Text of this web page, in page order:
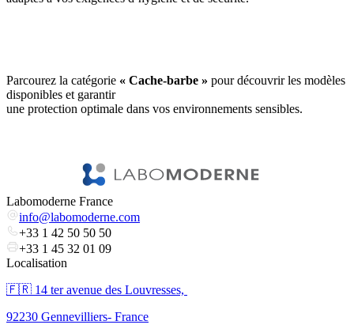
Parcourez la catégorie « Cache-barbe » pour découvrir les modèles
disponibles et garantir
une protection optimale dans vos environnements sensibles.
Labomoderne France
info@labomoderne.com
+33 1 42 50 50 50
+33 1 45 32 01 09
Localisation
🇫🇷 ​14 ter avenue des Louvresses,
92230 Gennevilliers- France